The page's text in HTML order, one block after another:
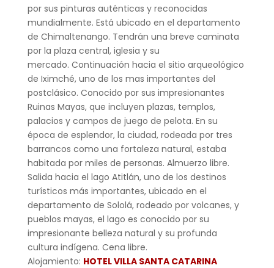
por sus pinturas auténticas y reconocidas
mundialmente. Está ubicado en el departamento
de Chimaltenango. Tendrán una breve caminata
por la plaza central, iglesia y su
mercado. Continuación hacia el sitio arqueológico
de Iximché, uno de los mas importantes del
postclásico. Conocido por sus impresionantes
Ruinas Mayas, que incluyen plazas, templos,
palacios y campos de juego de pelota. En su
época de esplendor, la ciudad, rodeada por tres
barrancos como una fortaleza natural, estaba
habitada por miles de personas. Almuerzo libre.
Salida hacia el lago Atitlán, uno de los destinos
turísticos más importantes, ubicado en el
departamento de Sololá, rodeado por volcanes, y
pueblos mayas, el lago es conocido por su
impresionante belleza natural y su profunda
cultura indígena. Cena libre.
Alojamiento: HOTEL VILLA SANTA CATARINA